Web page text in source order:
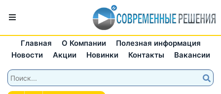
Главная О Компании
Полезная информация
Новости
Акции Новинки Контакты Вакансии